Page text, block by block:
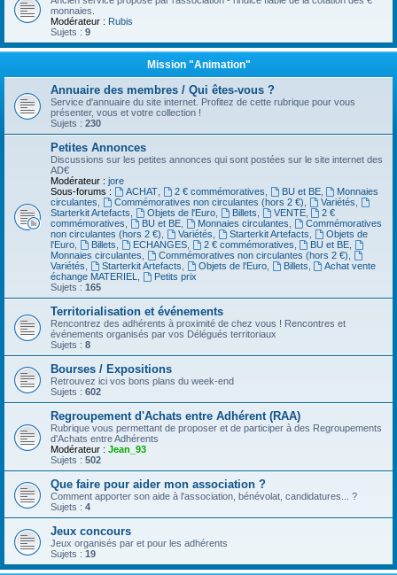
monnaies.
Modérateur : Rubis
Sujets : 9
Mission "Animation"
Annuaire des membres / Qui êtes-vous ?
Service d'annuaire du site internet. Profitez de cette rubrique pour vous
présenter, vous et votre collection !
Sujets : 230
Petites Annonces
Discussions sur les petites annonces qui sont postées sur le site internet des
AD€
Modérateur : jore
Sous-forums :
ACHAT, 2 € commémoratives BU et BE,
Monnaies
circulantes
Commémoratives non circulantes (hors 2 €) Variétés
Starterkit Artefacts
Objets de l'Euro, Billets VENTE,
2 €
commémoratives
BU et BE, Monnaies circulantes
Commémoratives
non circulantes (hors 2 €)
Variétés Starterkit Artefacts
Objets de
l'Euro
Billets ECHANGES, 2 € commémoratives BU et BE
Monnaies circulantes
Commémoratives non circulantes (hors 2 €)
Variétés
Starterkit Artefacts Objets de l'Euro, Billets
Achat vente
échange MATERIEL
Petits prix
Sujets : 165
Territorialisation et événements
Rencontrez des adhérents à proximité de chez vous ! Rencontres et
événements organisés par vos Délégués territoriaux
Sujets : 8
Bourses / Expositions
Retrouvez ici vos bons plans du week-end
Sujets : 602
Regroupement d'Achats entre Adhérent (RAA)
Rubrique vous permettant de proposer et de participer à des Regroupements
d'Achats entre Adhérents
Modérateur : Jean_93
Sujets : 502
Que faire pour aider mon association ?
Comment apporter son aide à l'association, bénévolat, candidatures... ?
Sujets : 4
Jeux concours
Jeux organisés par et pour les adhérents
Sujets : 19